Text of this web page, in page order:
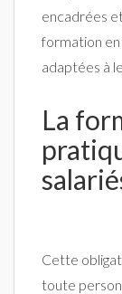
encadrées
formation
adaptées à
La
Cette
toute